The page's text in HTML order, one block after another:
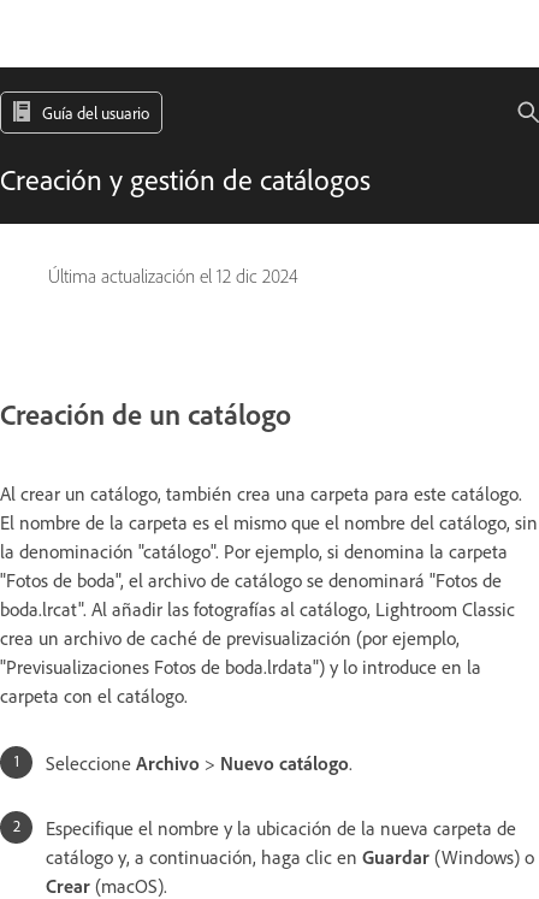
Guía del usuario
Creación y gestión de catálogos
Última actualización el 12 dic 2024
Creación de un catálogo
Al crear un catálogo, también crea una carpeta para este catálogo.
El nombre de la carpeta es el mismo que el nombre del catálogo, sin
la denominación "catálogo". Por ejemplo, si denomina la carpeta
"Fotos de boda", el archivo de catálogo se denominará "Fotos de
boda.lrcat". Al añadir las fotografías al catálogo, Lightroom Classic
crea un archivo de caché de previsualización (por ejemplo,
"Previsualizaciones Fotos de boda.lrdata") y lo introduce en la
carpeta con el catálogo.
Seleccione Archivo > Nuevo catálogo.
Especifique el nombre y la ubicación de la nueva carpeta de
catálogo y, a continuación, haga clic en Guardar (Windows) o
Crear (macOS).